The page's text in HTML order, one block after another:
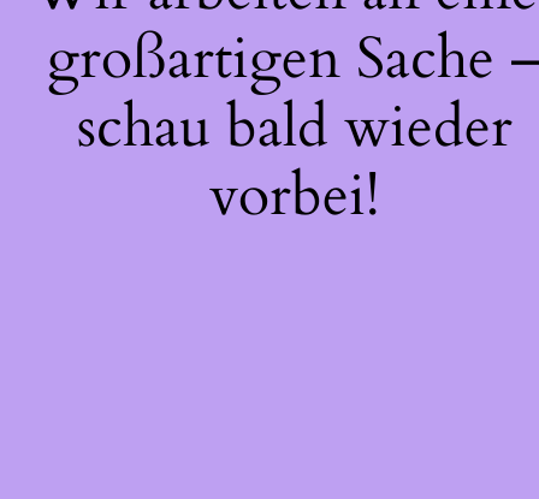
großartigen Sache
schau bald wieder
vorbei!